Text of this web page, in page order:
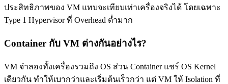
ประสิทธิภาพของ VM แทบจะเทียบเท่าเครื่องจริงได้ โดยเฉพาะ
Type 1 Hypervisor ที่ Overhead ต่ำมาก
Container กับ VM ต่างกันอย่างไร?
VM จำลองทั้งเครื่องรวมถึง OS ส่วน Container แชร์ OS Kernel
เดียวกัน ทำให้เบากว่าและเริ่มต้นเร็วกว่า แต่ VM ให้ Isolation ที่